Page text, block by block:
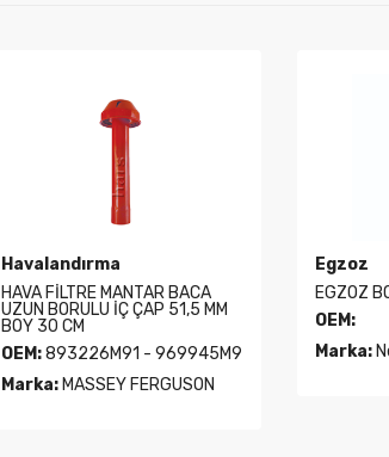
Havalandırma
HAVA FİLTRE MANTAR BACA
UZUN BORULU İÇ ÇAP 51,5 MM
BOY 30 CM
OEM:893226M91 - 969945M9
Marka:MASSEY FERGUSON
Egzoz
EGZOZ
OEM:
Marka: